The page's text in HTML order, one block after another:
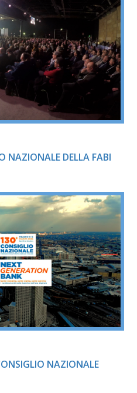
NAZIONALE DELLA FABI
NAZIONALE